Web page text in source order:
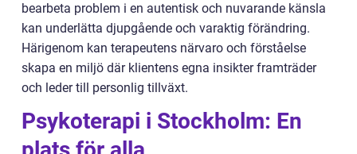
bearbeta problem i en autentisk och nuvarande känsla
kan underlätta djupgående och varaktig förändring.
Härigenom kan terapeutens närvaro och förståelse
skapa en miljö där klientens egna insikter framträder
och leder till personlig tillväxt.
Psykoterapi i Stockholm: En